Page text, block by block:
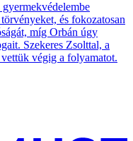
és fokozatosan
míg Orbán úgy
Szekeres Zsolttal, a
végig a folyamatot.